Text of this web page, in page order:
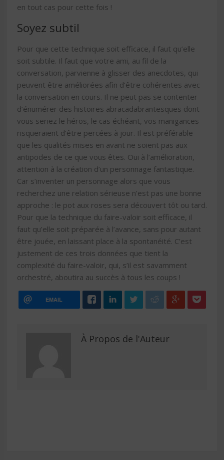
en tout cas pour cette fois !
Soyez subtil
Pour que cette technique soit efficace, il faut qu’elle
soit subtile. Il faut que votre ami, au fil de la
conversation, parvienne à glisser des anecdotes, qui
peuvent être améliorées afin d’être cohérentes avec
la conversation en cours. Il ne peut pas se contenter
d’énumérer des histoires abracadabrantesques dont
vous seriez le héros, le cas échéant, vos manigances
risqueraient d’être percées à jour. Il est préférable
que les qualités mises en avant ne soient pas aux
antipodes de ce que vous êtes. Oui à l’amélioration,
attention à la création d’un personnage fantastique.
Car s’inventer un personnage alors que vous
recherchez une relation sérieuse n’est pas une bonne
approche : le pot aux roses sera découvert tôt ou tard.
Pour que la technique du faire-valoir soit efficace, il
faut qu’elle soit préparée à l’avance, sans pour autant
être jouée, en laissant place à la spontanéité. C’est
justement de ces trois données que tient la
complexité du faire-valoir, qui, s’il est savamment
orchestré, aboutira au succès à tous les coups !
EMAIL
À Propos de l'Auteur